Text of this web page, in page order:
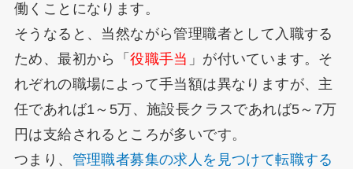
働くことになります。
そうなると、当然ながら管理職者として入職する
ため、最初から「役職手当 」が付いています。そ
れぞれの職場によって手当額は異なりますが、主
任であれば1～5万、施設長クラスであれば5～7万
円は支給されるところが多いです。
つまり、 管理職者募集の求人を見つけて転職する